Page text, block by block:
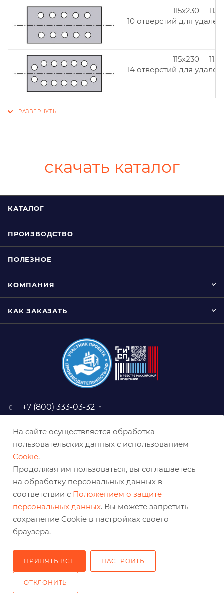
115x230
10 отверстий для
115x230
14 отверстий для
скачать каталог
КАТАЛОГ
ПРОИЗВОДСТВО
ПОЛЕЗНОЕ
КОМПАНИЯ
КАК ЗАКАЗАТЬ
+7 (800) 333-03-32
baz@belabraziv.ru
308009, Россия, г. Белгород,
На сайте осуществляется обработка
пользовательских данных с использованием
Cookie.
Продолжая им пользоваться, вы соглашаетесь
на обработку персональных данных в
соответствии с Положением о защите
персональных данных. Вы можете запретить
сохранение Cookie в настройках своего
браузера.
ПРИНЯТЬ ВСЕ НАСТРОИТЬ
ОТКЛОНИТЬ